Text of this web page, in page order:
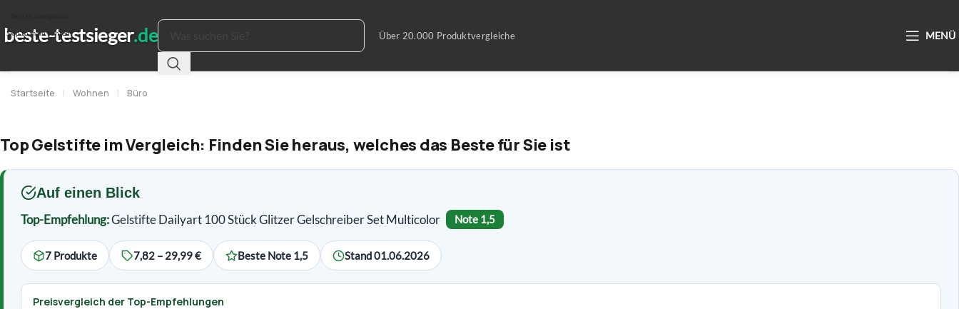
Skip to main content
Startseite | Wohnen | Büro
Top Gelstifte im Vergleich: Finden Sie heraus, welches das Beste für Sie ist
Auf einen Blick
Top-Empfehlung:Gelstifte Dailyart 100 Stück Glitzer Gelschreiber Set Multicolor Note 1,5
7 Produkte 7,82 – 29,99 € Beste Note 1,5 Stand 01.06.2026
Preisvergleich der Top-Empfehlungen